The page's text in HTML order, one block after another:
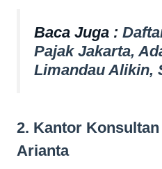
Baca Juga :
Pajak Jakarta,
Limandau Alikin,
2. Kantor Konsultan
Arianta